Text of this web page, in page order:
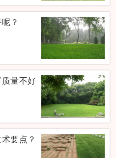
？
量不好
要点？